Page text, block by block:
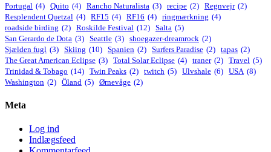
Portugal (4) Quito (4) Rancho Naturalista (3) recipe (2) Regnvejr (2)
Resplendent Quetzal (4) RF15 (4) RF16 (4) ringmærkning (4)
roadside birding (2) Roskilde Festival (12) Salta (5)
San Gerardo de Dota (3) Seattle (3) shoegazer-dreamrock (2)
Sjælden fugl (3) Skiing (10) Spanien (2) Surfers Paradise (2) tapas (2)
The Great American Eclipse (3) Total Solar Eclipse (4) traner (2) Travel (5)
Trinidad & Tobago (14) Twin Peaks (2) twitch (5) Ulvshale (6) USA (8)
Washington (2) Öland (5) Ørnevåge (2)
Meta
Log ind
Indlægsfeed